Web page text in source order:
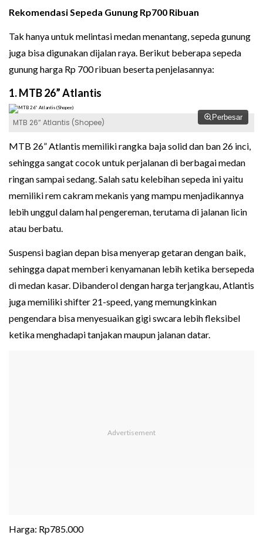
Rekomendasi Sepeda Gunung Rp700 Ribuan
Tak hanya untuk melintasi medan menantang, sepeda gunung
juga bisa digunakan dijalan raya. Berikut beberapa sepeda
gunung harga Rp 700 ribuan beserta penjelasannya:
1. MTB 26” Atlantis
Perbesar
MTB 26” Atlantis (Shopee)
MTB 26” Atlantis memiliki rangka baja solid dan ban 26 inci,
sehingga sangat cocok untuk perjalanan di berbagai medan
ringan sampai sedang. Salah satu kelebihan sepeda ini yaitu
memiliki rem cakram mekanis yang mampu menjadikannya
lebih unggul dalam hal pengereman, terutama di jalanan licin
atau berbatu.
Suspensi bagian depan bisa menyerap getaran dengan baik,
sehingga dapat memberi kenyamanan lebih ketika bersepeda
di medan kasar. Dibanderol dengan harga terjangkau, Atlantis
juga memiliki shifter 21-speed, yang memungkinkan
pengendara bisa menyesuaikan gigi swcara lebih fleksibel
ketika menghadapi tanjakan maupun jalanan datar.
Harga: Rp785.000